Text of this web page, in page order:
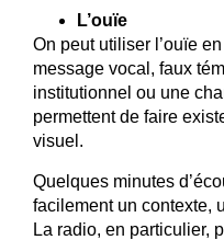
L’ouïe
On peut utiliser l’ouïe
message vocal, faux
institutionnel ou une
permettent de faire
visuel.
Quelques minutes
facilement un contexte,
La radio, en particulier,